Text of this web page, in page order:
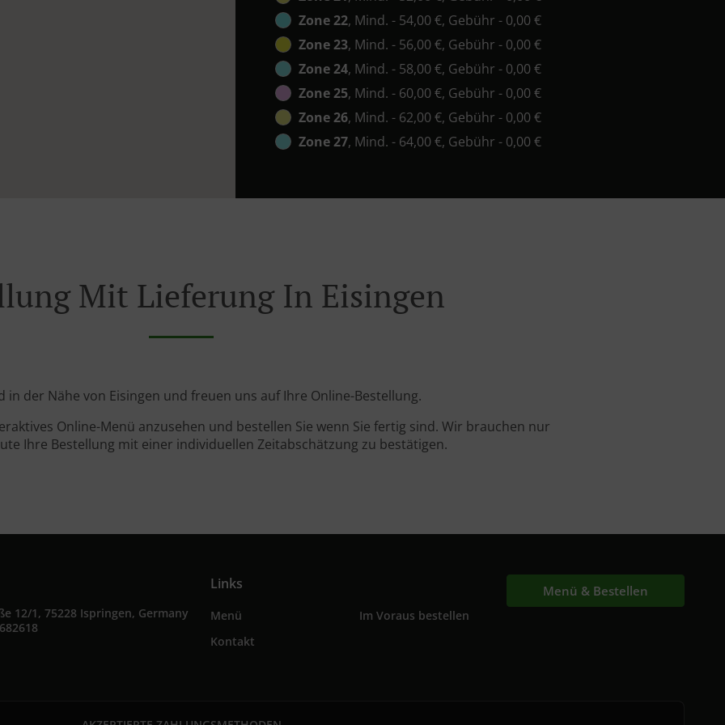
Zone 22, Mind. - 54,00 €, Gebühr - 0,00 €
Zone 23, Mind. - 56,00 €, Gebühr - 0,00 €
Zone 24, Mind. - 58,00 €, Gebühr - 0,00 €
Zone 25, Mind. - 60,00 €, Gebühr - 0,00 €
Zone 26, Mind. - 62,00 €, Gebühr - 0,00 €
Zone 27, Mind. - 64,00 €, Gebühr - 0,00 €
Mit Lieferung In Eisingen
in der Nähe von Eisingen und freuen uns auf Ihre Online-Bestellung.
Online-Menü anzusehen und bestellen Sie wenn Sie fertig sind. Wir brauchen nur
Ihre Bestellung mit einer individuellen Zeitabschätzung zu bestätigen.
12/1, 75228 Ispringen, Germany
Links
Menü
Im Voraus bestellen
Kontakt
Menü & Bestellen